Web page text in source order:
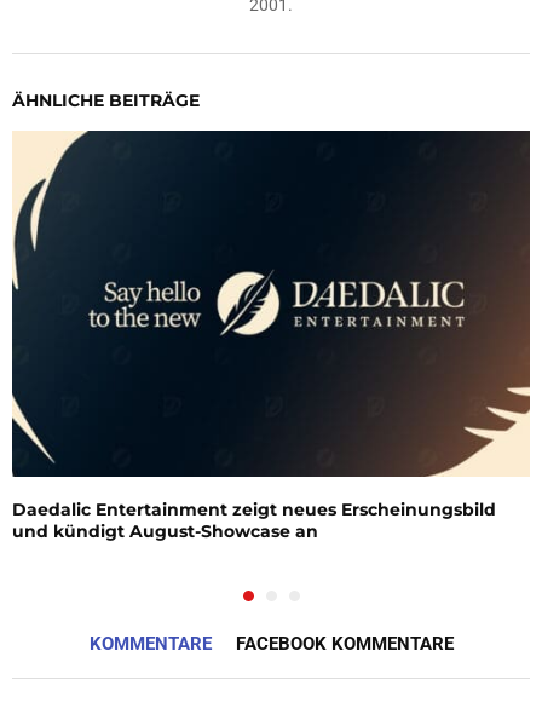
2001.
ÄHNLICHE BEITRÄGE
Daedalic Entertainment zeigt neues Erscheinungsbild
und kündigt August-Showcase an
KOMMENTARE FACEBOOK KOMMENTARE